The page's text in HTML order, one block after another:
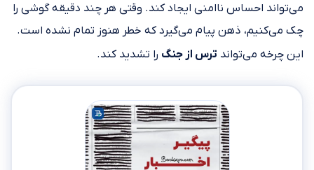
می‌تواند احساس ناامنی ایجاد کند. وقتی هر چند دقیقه گوشی را
چک می‌کنیم، ذهن پیام می‌گیرد که خطر هنوز تمام نشده است.
این چرخه می‌تواند ترس از جنگ را تشدید کند.